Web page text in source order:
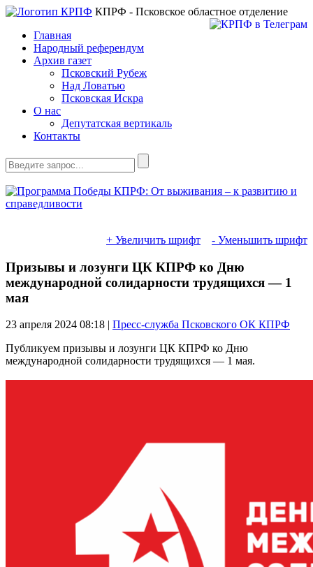
КПРФ - Псковское областное отделение
Главная
Народный референдум
Архив газет
Псковский Рубеж
Над Ловатью
Псковская Искра
О нас
Депутатская вертикаль
Контакты
+ Увеличить шрифт - Уменьшить шрифт
Призывы и лозунги ЦК КПРФ ко Дню
международной солидарности трудящихся — 1
мая
23 апреля 2024 08:18 | Пресс-служба Псковского ОК КПРФ
Публикуем призывы и лозунги ЦК КПРФ ко Дню
международной солидарности трудящихся — 1 мая.